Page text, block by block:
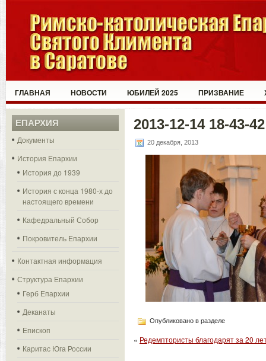
ГЛАВНАЯ НОВОСТИ ЮБИЛЕЙ 2025 ПРИЗВАНИЕ
ЕПАРХИЯ
Документы
История Епархии
История до 1939
История с конца 1980-х до
настоящего времени
Кафедральный Собор
Покровитель Епархии
Контактная информация
Структура Епархии
Герб Епархии
Деканаты
Епископ
Каритас Юга России
2013-12-14 18-43-42
20 декабря, 2013
Опубликовано в разделе
« Редемптористы благодарят за 20